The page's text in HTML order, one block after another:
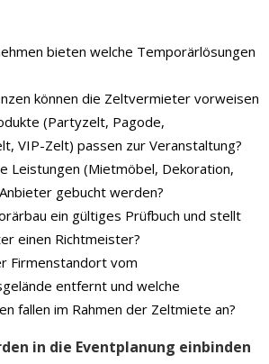
bieten welche Temporärlösungen
können die Zeltvermieter vorweisen
(Partyzelt, Pagode,
VIP-Zelt) passen zur Veranstaltung?
Leistungen (Mietmöbel, Dekoration,
gebucht werden?
ein gültiges Prüfbuch und stellt
einen Richtmeister?
Firmenstandort vom
entfernt und welche
fallen im Rahmen der Zeltmiete an?
in die Eventplanung einbinden